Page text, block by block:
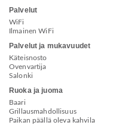
Palvelut
WiFi
Ilmainen WiFi
Palvelut ja mukavuudet
Käteisnosto
Ovenvartija
Salonki
Ruoka ja juoma
Baari
Grillausmahdollisuus
Paikan päällä oleva kahvila